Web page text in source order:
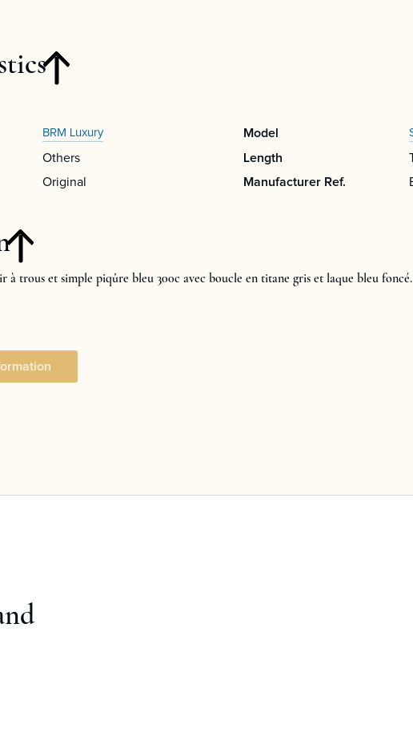
BRM Luxury Model
Others Length
Original Manufacturer Ref.
à trous et simple piqûre bleu 300c avec boucle en titane gris et laque bleu